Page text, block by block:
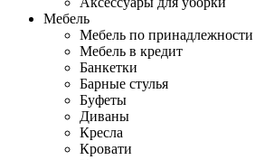
Мебель
Мебель по принадлежности
Мебель в кредит
Банкетки
Барные стулья
Буфеты
Диваны
Кресла
Кровати